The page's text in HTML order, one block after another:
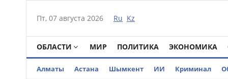
Пт, 07 августа 2026 Ru Kz
ОБЛАСТИ МИР ПОЛИТИКА ЭКОНОМИКА
Алматы Астана Шымкент ИИ Криминал